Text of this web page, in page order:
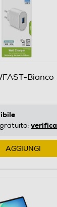
Bianco
verifica
AGGIUNGI